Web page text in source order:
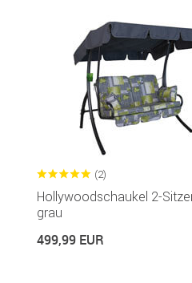
(2)
Hollywoodschaukel 2-
grau
499,99 EUR